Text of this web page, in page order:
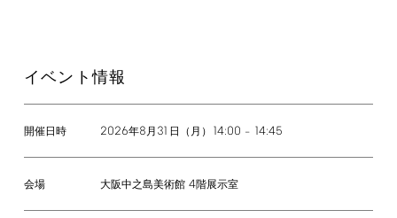
イベント情報
開催日時 2026年8月 31 日（月） 14:00 – 14:45
会場 大阪中之島美術館 4階展示室